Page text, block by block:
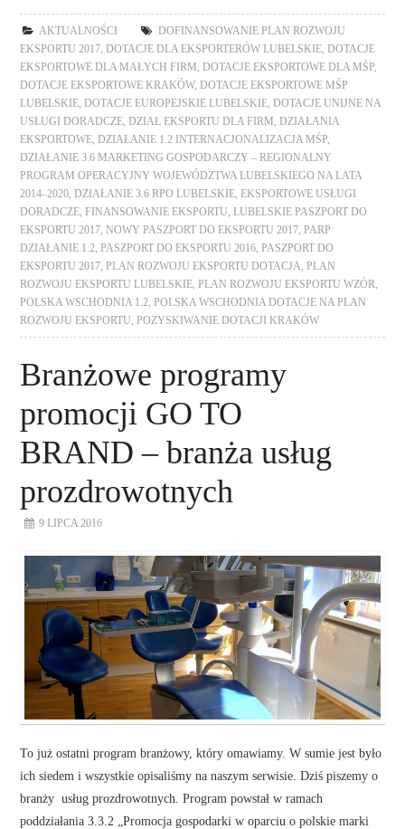
AKTUALNOŚCI
DOFINANSOWANIE PLAN ROZWOJU
EKSPORTU 2017 ,DOTACJE DLA EKSPORTERÓW LUBELSKIE ,DOTACJE
EKSPORTOWE DLA MAŁYCH FIRM ,DOTACJE EKSPORTOWE DLA MŚP
DOTACJE EKSPORTOWE KRAKÓW,DOTACJE EKSPORTOWE MŚP
LUBELSKIE ,DOTACJE EUROPEJSKIE LUBELSKIE ,DOTACJE UNIJNE NA
USŁUGI DORADCZE ,DZIAŁ EKSPORTU DLA FIRM ,DZIAŁANIA
EKSPORTOWE ,DZIAŁANIE 1.2 INTERNACJONALIZACJA MŚP
DZIAŁANIE 3.6 MARKETING GOSPODARCZY – REGIONALNY
PROGRAM OPERACYJNY WOJEWÓDZTWA LUBELSKIEGO NA LATA
2014–2020 ,DZIAŁANIE 3.6 RPO LUBELSKIE ,EKSPORTOWE USŁUGI
DORADCZE ,FINANSOWANIE EKSPORTU ,LUBELSKIE PASZPORT DO
EKSPORTU 2017 ,NOWY PASZPORT DO EKSPORTU 2017 ,PARP
DZIAŁANIE 1.2 ,PASZPORT DO EKSPORTU 2016 ,PASZPORT DO
EKSPORTU 2017 ,PLAN ROZWOJU EKSPORTU DOTACJA ,PLAN
ROZWOJU EKSPORTU LUBELSKIE ,PLAN ROZWOJU EKSPORTU WZÓR
POLSKA WSCHODNIA 1.2 ,POLSKA WSCHODNIA DOTACJE NA PLAN
ROZWOJU EKSPORTU ,POZYSKIWANIE DOTACJI KRAKÓW
Branżowe programy
promocji GO TO
BRAND – branża usług
prozdrowotnych
9 LIPCA 2016
To już ostatni program branżowy, który omawiamy. W sumie jest było
ich siedem i wszystkie opisaliśmy na naszym serwisie. Dziś piszemy o
branży usług prozdrowotnych. Program powstał w ramach
poddziałania 3.3.2 „Promocja gospodarki w oparciu o polskie marki